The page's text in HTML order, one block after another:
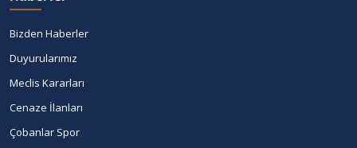
Bizden Haberler
Duyurularımız
Meclis Kararları
Cenaze İlanları
Çobanlar Spor